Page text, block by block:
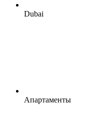
Dubai
Апартаменты